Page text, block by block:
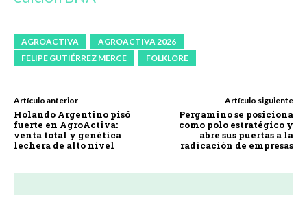
AGROACTIVA
AGROACTIVA 2026
FELIPE GUTIÉRREZ MERCE
FOLKLORE
Artículo anterior
Holando Argentino pisó
fuerte en AgroActiva:
venta total y genética
lechera de alto nivel
Artículo siguiente
Pergamino se posiciona
como polo estratégico y
abre sus puertas a la
radicación de empresas